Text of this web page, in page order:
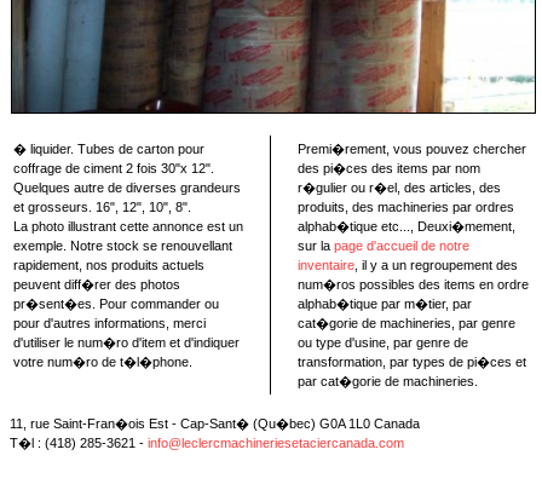
� liquider. Tubes de carton pour
coffrage de ciment 2 fois 30"x 12".
Quelques autre de diverses grandeurs
et grosseurs. 16", 12", 10", 8".
La photo illustrant cette annonce est un
exemple. Notre stock se renouvellant
rapidement, nos produits actuels
peuvent diff�rer des photos
pr�sent�es. Pour commander ou
pour d'autres informations, merci
d'utiliser le num�ro d'item et d'indiquer
votre num�ro de t�l�phone.
Premi�rement, vous pouvez chercher
des pi�ces des items par nom
r�gulier ou r�el, des articles, des
produits, des machineries par ordres
alphab�tique etc..., Deuxi�mement,
sur la page d'accueil de notre
inventaire , il y a un regroupement des
num�ros possibles des items en ordre
alphab�tique par m�tier, par
cat�gorie de machineries, par genre
ou type d'usine, par genre de
transformation, par types de pi�ces et
par cat�gorie de machineries.
11, rue Saint-Fran�ois Est - Cap-Sant� (Qu�bec) G0A 1L0 Canada
T�l : (418) 285-3621 - info@leclercmachineriesetaciercanada.com